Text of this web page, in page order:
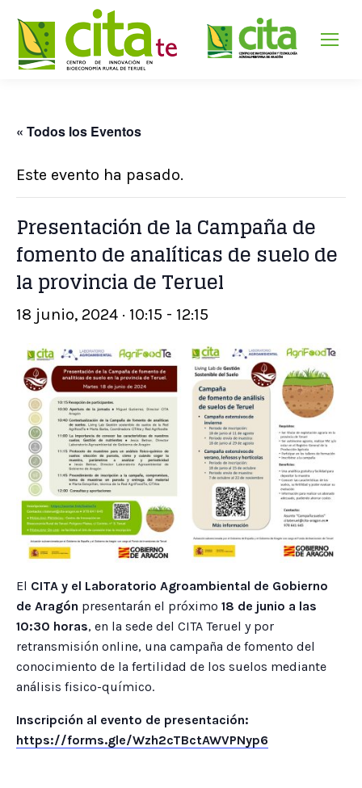
« Todos los Eventos
Este evento ha pasado.
Presentación de la Campaña de
fomento de analíticas de suelo de
la provincia de Teruel
18 junio, 2024 · 10:15 - 12:15
El CITA y el Laboratorio Agroambiental de Gobierno
de Aragón presentarán el próximo 18 de junio a las
10:30 horas, en la sede del CITA Teruel y por
retransmisión online, una campaña de fomento del
conocimiento de la fertilidad de los suelos mediante
análisis fisico-químico.
Inscripción al evento de presentación:
https://forms.gle/Wzh2cTBctAWVPNyp6